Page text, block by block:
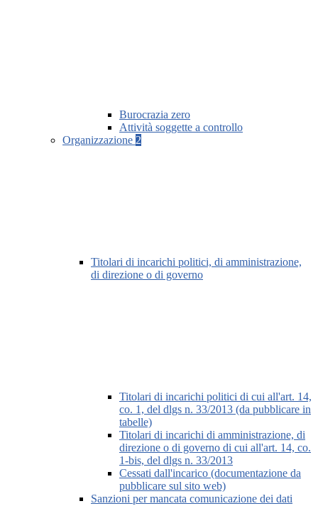
Burocrazia zero
Attività soggette a controllo
Organizzazione 2
Titolari di incarichi politici, di amministrazione,
di direzione o di governo
Titolari di incarichi politici di cui all'art. 14,
co. 1, del dlgs n. 33/2013 (da pubblicare in
tabelle)
Titolari di incarichi di amministrazione, di
direzione o di governo di cui all'art. 14, co.
1-bis, del dlgs n. 33/2013
Cessati dall'incarico (documentazione da
pubblicare sul sito web)
Sanzioni per mancata comunicazione dei dati